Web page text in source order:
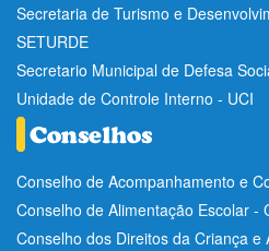
Secretaria de Turismo e
SETURDE
Secretario Municipal de Defesa
Unidade de Controle Interno - UCI
Conselho de Acompanhamento e
Conselho de Alimentação Escolar -
Conselho dos Direitos da Criança e